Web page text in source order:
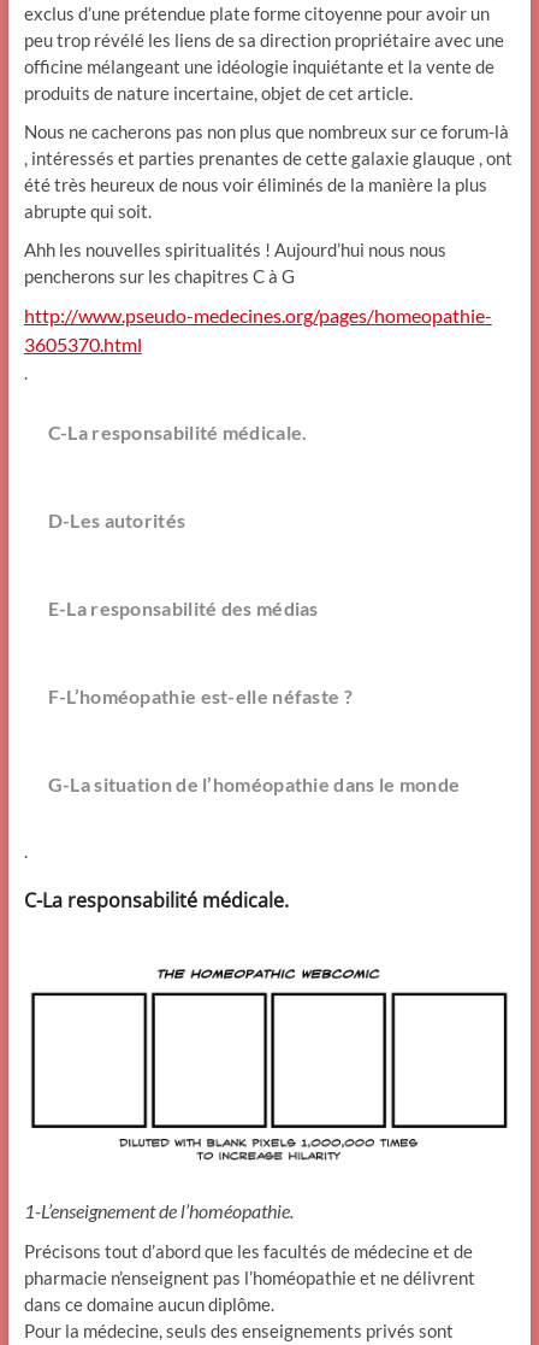
exclus d’une prétendue plate forme citoyenne pour avoir un
peu trop révélé les liens de sa direction propriétaire avec une
officine mélangeant une idéologie inquiétante et la vente de
produits de nature incertaine, objet de cet article.
Nous ne cacherons pas non plus que nombreux sur ce forum-là
, intéressés et parties prenantes de cette galaxie glauque , ont
été très heureux de nous voir éliminés de la manière la plus
abrupte qui soit.
Ahh les nouvelles spiritualités ! Aujourd’hui nous nous
pencherons sur les chapitres C à G
http://www.pseudo-medecines.org/pages/homeopathie-
3605370.html
.
C-La responsabilité médicale.
D-Les autorités
E-La responsabilité des médias
F-L’homéopathie est-elle néfaste ?
G-La situation de l’homéopathie dans le monde
.
C-La responsabilité médicale.
1-L’enseignement de l’homéopathie.
Précisons tout d’abord que les facultés de médecine et de
pharmacie n’enseignent pas l’homéopathie et ne délivrent
dans ce domaine aucun diplôme.
Pour la médecine, seuls des enseignements privés sont